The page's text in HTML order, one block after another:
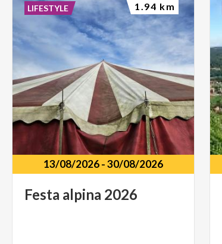
13/08/2026-30/08/2026
Festa alpina 2026
LIFESTYLE 1.94 km